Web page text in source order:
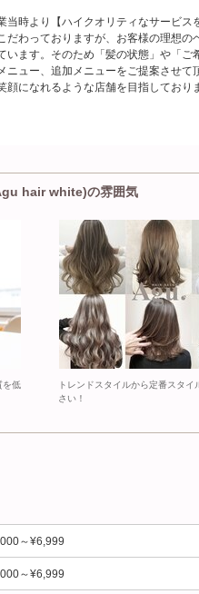
当時より【ハイクオリティなサービス
だわっておりますが、お客様の理想の
います。そのため「髪の状態」や「ご
ニュー、追加メニューをご提案させて
顔になれるような店舗を目指しており
hair white)の雰囲気
を低
トレンドスタイルから定番スタイ
さい！
～¥6,999
～¥6,999